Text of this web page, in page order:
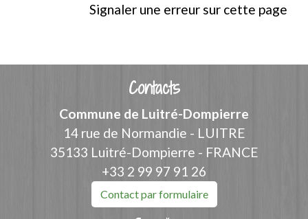
Signaler une erreur sur cette page
Contacts
Commune de Luitré-Dompierre
14 rue de Normandie - LUITRE
35133 Luitré-Dompierre - FRANCE
+33 2 99 97 91 26
Contact par formulaire